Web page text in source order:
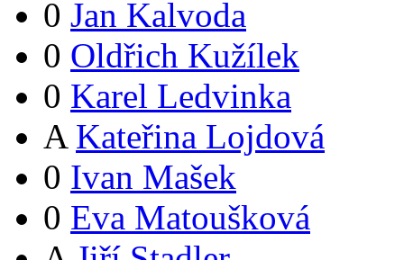
0 Jan Kalvoda
0 Oldřich Kužílek
0 Karel Ledvinka
A Kateřina Lojdová
0 Ivan Mašek
0 Eva Matoušková